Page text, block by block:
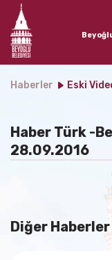
Haberler Eski
Haber Türk -
28.09.2016
Diğer Haberler